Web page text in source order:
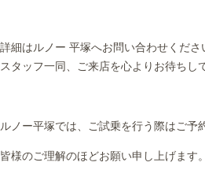
詳細はルノー 平塚へお問い合わせくださ
スタッフ一同、ご来店を心よりお待ちし
ルノー平塚では、ご試乗を行う際はご予
皆様のご理解のほどお願い申し上げます。